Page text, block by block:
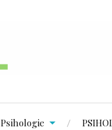
Psihologie